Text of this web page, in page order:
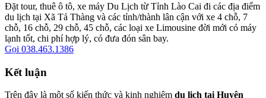
Đặt tour, thuê ô tô, xe máy Du Lịch từ Tỉnh Lào Cai đi các địa điểm
du lịch tại Xã Tả Thàng và các tỉnh/thành lân cận với xe 4 chỗ, 7
chỗ, 16 chỗ, 29 chỗ, 45 chỗ, các loại xe Limousine đời mới có máy
lạnh tốt, chi phí hợp lý, có đưa đón sân bay.
Gọi 038.463.1386
Kết luận
Trên đây là một số kiến thức và kinh nghiệm du lịch tại Huyện